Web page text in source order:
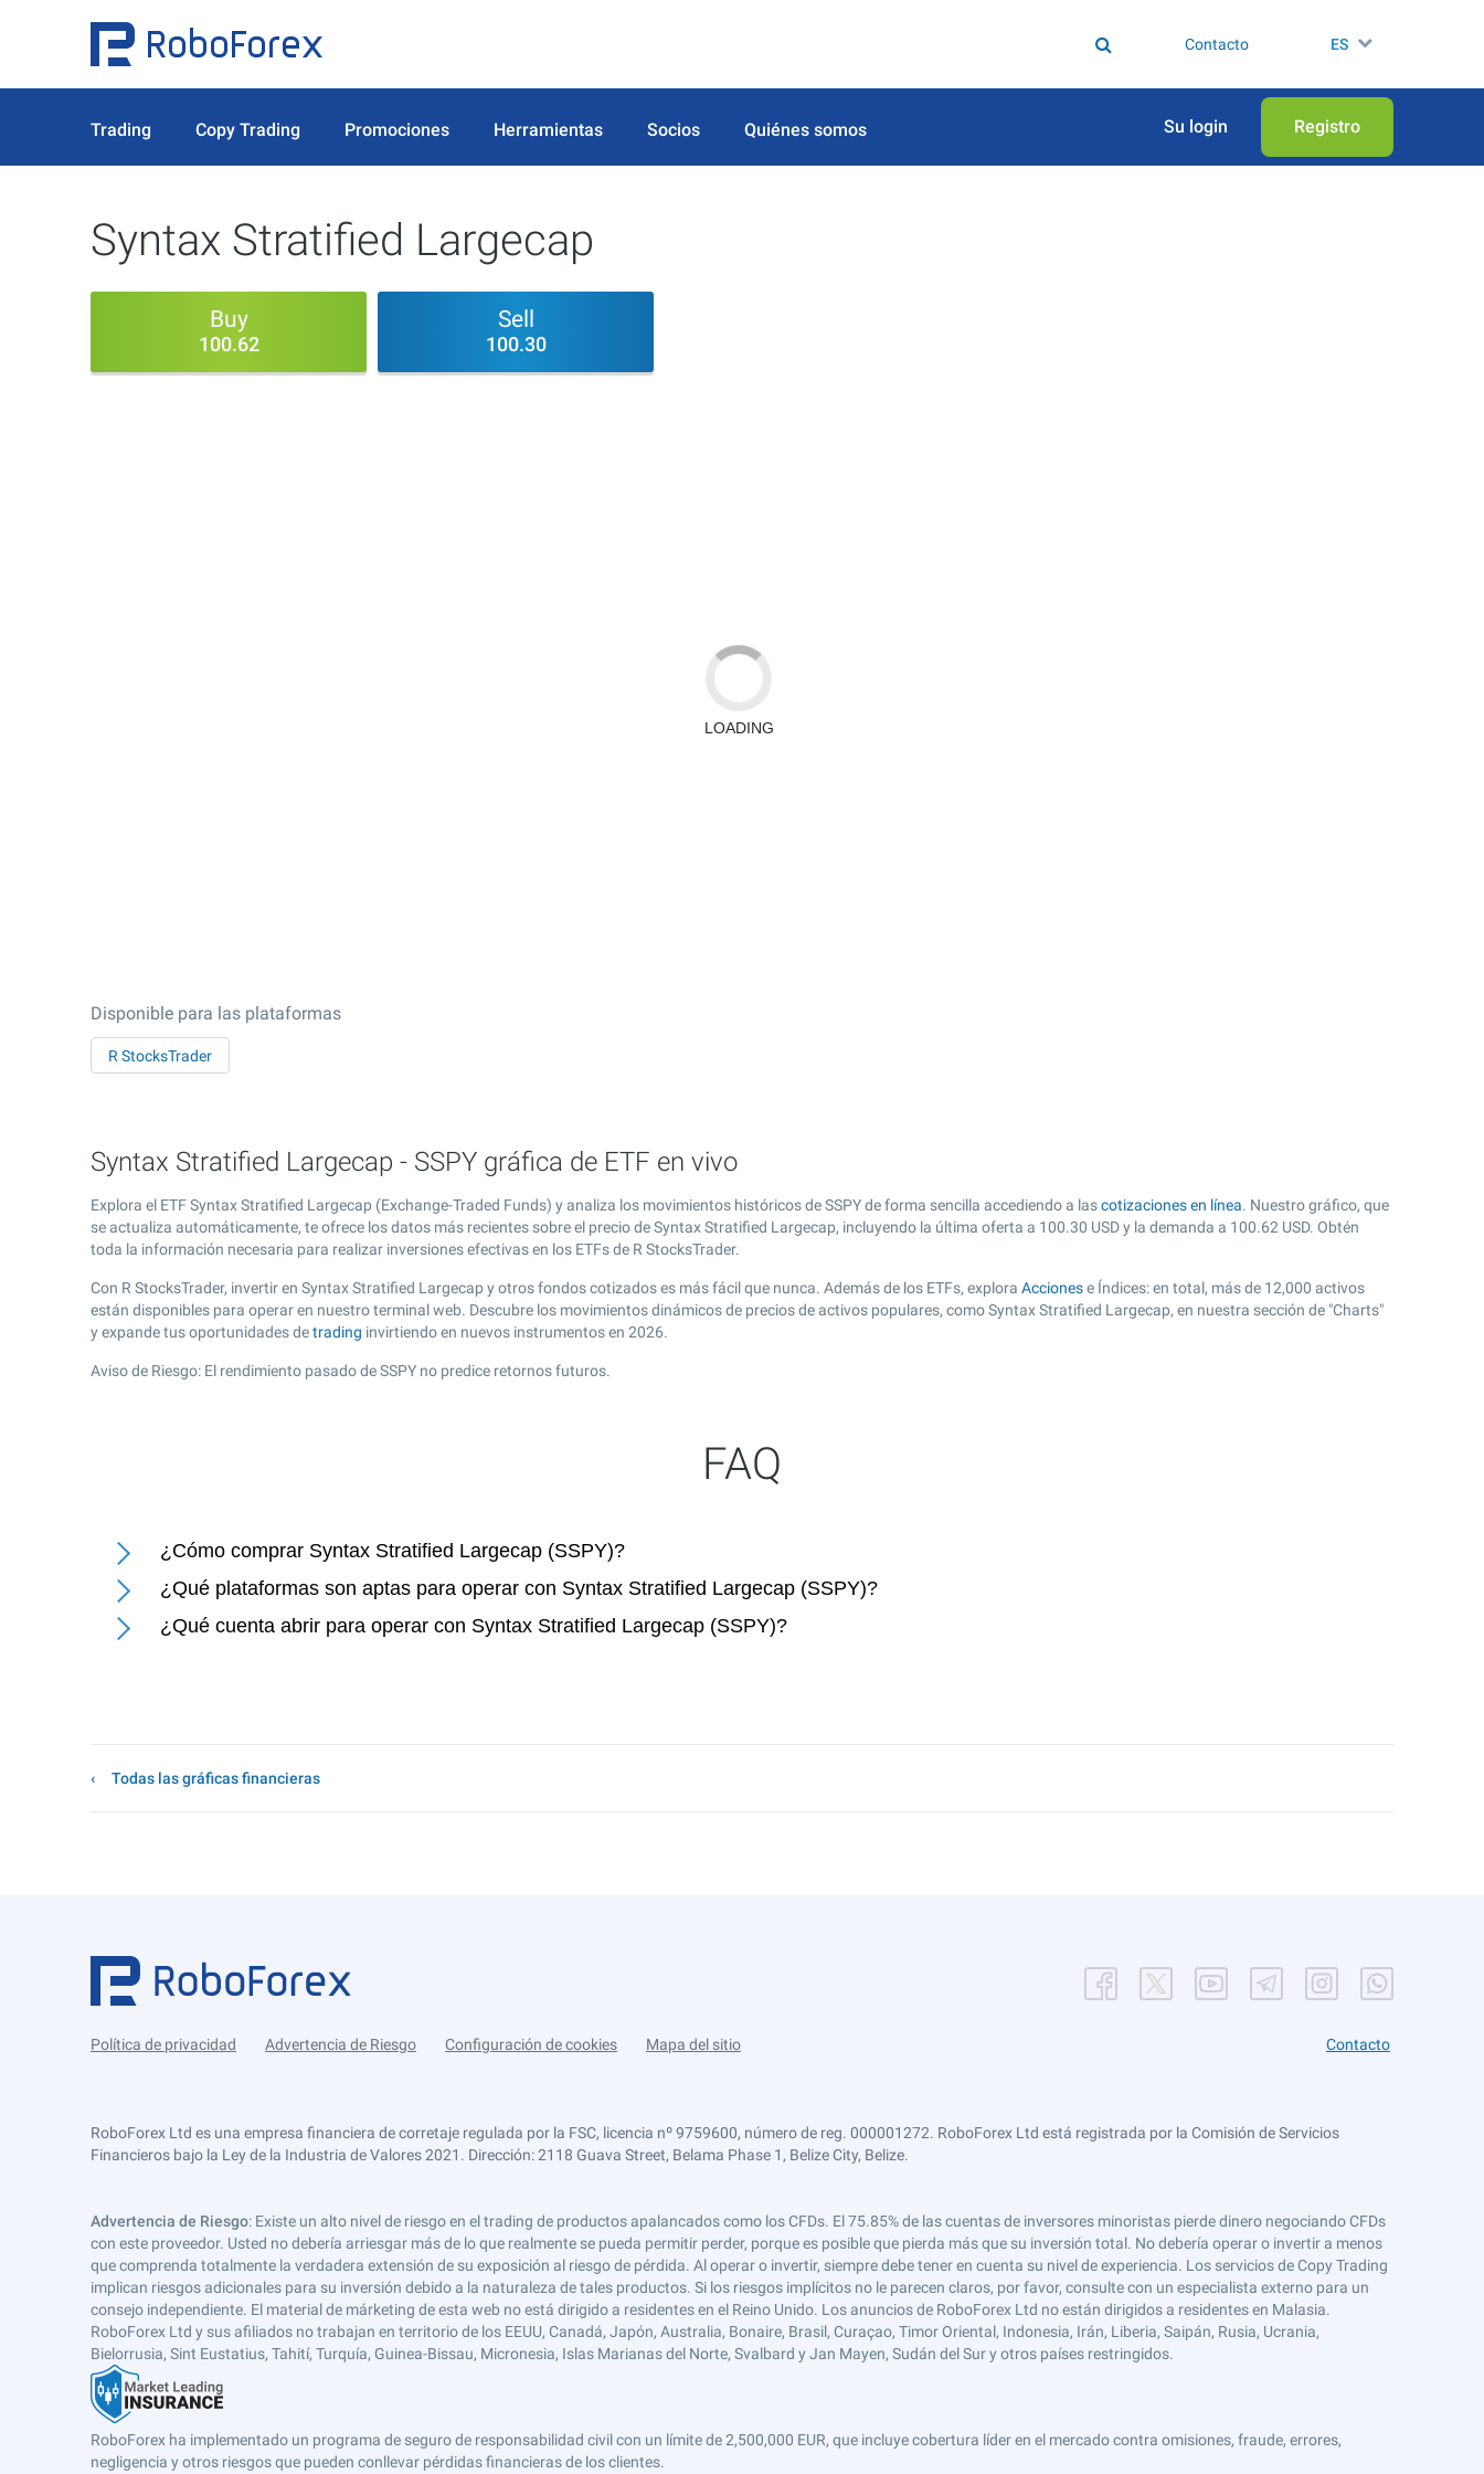
Contacto ES
Trading Copy Trading Promociones Herramientas Socios Quiénes somos Su login Registro
Syntax Stratified Largecap
Buy
100.62
Sell
100.30
Disponible para las plataformas
R StocksTrader
Syntax Stratified Largecap - SSPY gráfica de ETF en vivo
Explora el ETF Syntax Stratified Largecap (Exchange-Traded Funds) y analiza los movimientos históricos de SSPY de forma sencilla accediendo a lascotizaciones en línea. Nuestro gráfico, que
se actualiza automáticamente, te ofrece los datos más recientes sobre el precio de Syntax Stratified Largecap, incluyendo la última oferta a 100.30 USD y la demanda a 100.62 USD. Obtén
toda la información necesaria para realizar inversiones efectivas en los ETFs de R StocksTrader.
Con R StocksTrader, invertir en Syntax Stratified Largecap y otros fondos cotizados es más fácil que nunca. Además de los ETFs, explora Accionese Índices: en total, más de 12,000 activos
están disponibles para operar en nuestro terminal web. Descubre los movimientos dinámicos de precios de activos populares, como Syntax Stratified Largecap, en nuestra sección de "Charts"
y expande tus oportunidades detrading invirtiendo en nuevos instrumentos en 2026.
Aviso de Riesgo: El rendimiento pasado de SSPY no predice retornos futuros.
FAQ
¿Cómo comprar Syntax Stratified Largecap (SSPY)?
¿Qué plataformas son aptas para operar con Syntax Stratified Largecap (SSPY)?
¿Qué cuenta abrir para operar con Syntax Stratified Largecap (SSPY)?
Todas las gráficas financieras
Política de privacidad Advertencia de Riesgo Configuración de cookies Mapa del sitio Contacto
RoboForex Ltd es una empresa financiera de corretaje regulada por la FSC, licencia nº 9759600, número de reg. 000001272. RoboForex Ltd está registrada por la Comisión de Servicios
Financieros bajo la Ley de la Industria de Valores 2021. Dirección: 2118 Guava Street, Belama Phase 1, Belize City, Belize.
Advertencia de Riesgo: Existe un alto nivel de riesgo en el trading de productos apalancados como los CFDs. El 75.85% de las cuentas de inversores minoristas pierde dinero negociando CFDs
con este proveedor. Usted no debería arriesgar más de lo que realmente se pueda permitir perder, porque es posible que pierda más que su inversión total. No debería operar o invertir a menos
que comprenda totalmente la verdadera extensión de su exposición al riesgo de pérdida. Al operar o invertir, siempre debe tener en cuenta su nivel de experiencia. Los servicios de Copy Trading
implican riesgos adicionales para su inversión debido a la naturaleza de tales productos. Si los riesgos implícitos no le parecen claros, por favor, consulte con un especialista externo para un
consejo independiente. El material de márketing de esta web no está dirigido a residentes en el Reino Unido. Los anuncios de RoboForex Ltd no están dirigidos a residentes en Malasia.
RoboForex Ltd y sus afiliados no trabajan en territorio de los EEUU, Canadá, Japón, Australia, Bonaire, Brasil, Curaçao, Timor Oriental, Indonesia, Irán, Liberia, Saipán, Rusia, Ucrania,
Bielorrusia, Sint Eustatius, Tahití, Turquía, Guinea-Bissau, Micronesia, Islas Marianas del Norte, Svalbard y Jan Mayen, Sudán del Sur y otros países restringidos.
RoboForex ha implementado un programa de seguro de responsabilidad civil con un límite de 2,500,000 EUR, que incluye cobertura líder en el mercado contra omisiones, fraude, errores,
negligencia y otros riesgos que pueden conllevar pérdidas financieras de los clientes.